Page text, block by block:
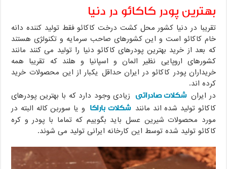
بهترین پودر کاکائو در دنیا
تقریبا در دنیا کشور محل کشت درخت کاکائو فقط تولید کننده دانه
خام کاکائو است و این کشورهای صاحب سرمایه و تکنولژی هستند
که بعد از خرید بهترین پودرهای کاکائو دنیا را تولید می کنند مانند
کشورهای اروپایی نظیر المان و اسپانیا و هلند که تقریبا همه
خریداران پودر کاکائو در ایران حداقل یکبار از این محصولات خرید
کرده اند.
در ایران شکلات صادراتی زیادی وجود دارد که با بهترین پودرهای
کاکائو تولید شده اند مانند شکلات باراکا و یا سوربن کاله البته در
مورد محصولات شیرین عسل باید بگوییم که تماما با پودر و کره
کاکائو تولید شده توسط این کارخانه ایرانی تولید می شوند.